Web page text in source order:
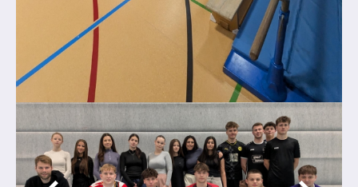
Naturwissenschaften
Informatik
Differenzierung
Inklusion
Fächer
Berufsorientierung